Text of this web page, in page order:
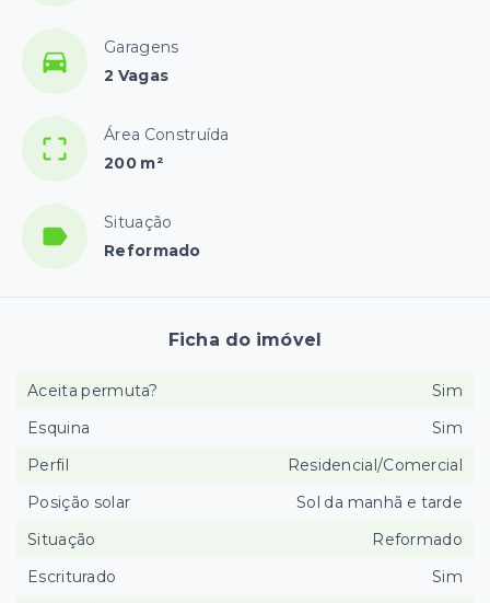
Garagens
2 Vagas
Área Construída
200 m²
Situação
Reformado
Ficha do imóvel
Aceita permuta?
Sim
Esquina
Sim
Perfil
Residencial/Comercial
Posição solar
Sol da manhã e tarde
Situação
Reformado
Escriturado
Sim